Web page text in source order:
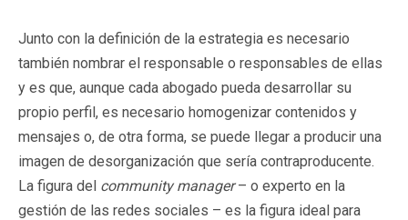
Junto con la definición de la estrategia es necesario
también nombrar el responsable o responsables de ellas
y es que, aunque cada abogado pueda desarrollar su
propio perfil, es necesario homogenizar contenidos y
mensajes o, de otra forma, se puede llegar a producir una
imagen de desorganización que sería contraproducente.
La figura del community manager– o experto en la
gestión de las redes sociales – es la figura ideal para